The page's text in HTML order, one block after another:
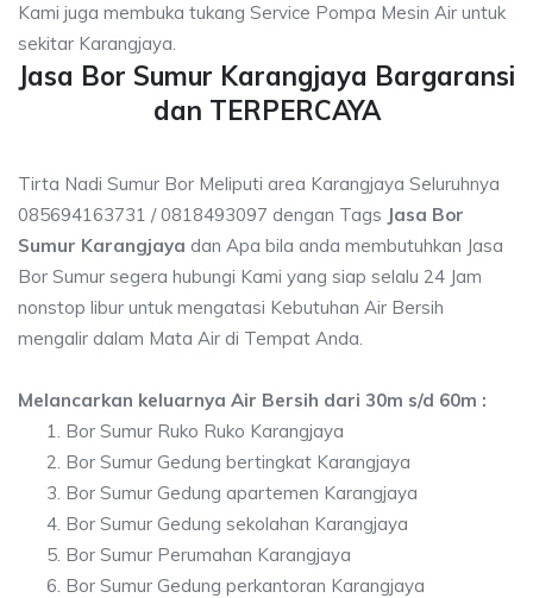
Kami juga membuka tukang Service Pompa Mesin Air untuk
sekitar Karangjaya.
Jasa Bor Sumur Karangjaya Bargaransi
dan TERPERCAYA
Tirta Nadi Sumur Bor Meliputi area Karangjaya Seluruhnya
085694163731 / 0818493097 dengan Tags Jasa Bor
Sumur Karangjaya dan Apa bila anda membutuhkan Jasa
Bor Sumur segera hubungi Kami yang siap selalu 24 Jam
nonstop libur untuk mengatasi Kebutuhan Air Bersih
mengalir dalam Mata Air di Tempat Anda.
Melancarkan keluarnya Air Bersih dari 30m s/d 60m :
Bor Sumur Ruko Ruko Karangjaya
Bor Sumur Gedung bertingkat Karangjaya
Bor Sumur Gedung apartemen Karangjaya
Bor Sumur Gedung sekolahan Karangjaya
Bor Sumur Perumahan Karangjaya
Bor Sumur Gedung perkantoran Karangjaya